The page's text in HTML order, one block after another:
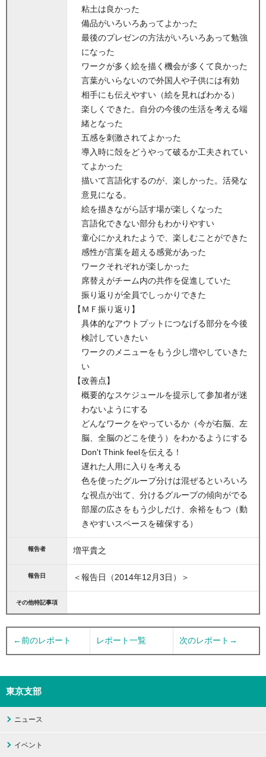
粘土は良かった
備品がいろいろあってよかった
最後のプレゼンの方法がいろいろあって勉強
になった
ワークが多く絵を描く機会が多くて良かった
言葉がいらないので外国人や子供には有効
相手にも伝えやすい（絵を見ればわかる）
楽しくできた。自分の今後の生活を考える端
緒となった
五感を刺激されてよかった
導入時に殻をどうやって破るか工夫されてい
てよかった
描いて言語化するのが、楽しかった。活発な
意見になる。
絵を描きながら話す場が楽しくなった
言語化できない部分もわかりやすい
童心にかえれたようで、楽しむことができた
感性が言葉を超える感覚があった
ワークそれぞれが楽しかった
席替えがチーム内の共作を促進していた
振り返りが全員でしっかりできた
【ＭＦ振り返り】
具体的なアウトプットにつなげる部分を今後
検討していきたい
ワークのメニューをもう少し増やしていきた
い
【改善点】
概要的なスケジュールを提示して参加者が迷
わないようにする
どんなワークをやっているか（今が右脳、左
脳、全脳のどこを使う）をわかるようにする
Don't Think feelを伝える！
遅れた人用に入りを考える
色を使ったグループ分けは混ぜるといろいろ
な視点が出て、分けるグループの傾向がでる
部屋の広さをもう少しだけ、余裕をもつ（動
きやすいスペースを確保する）
報告者 増平貴之
報告日 ＜報告日（2014年12月3日）＞
その他特記事項
←前のレポート レポート一覧 次のレポート→
東京支部
ニュース
イベント